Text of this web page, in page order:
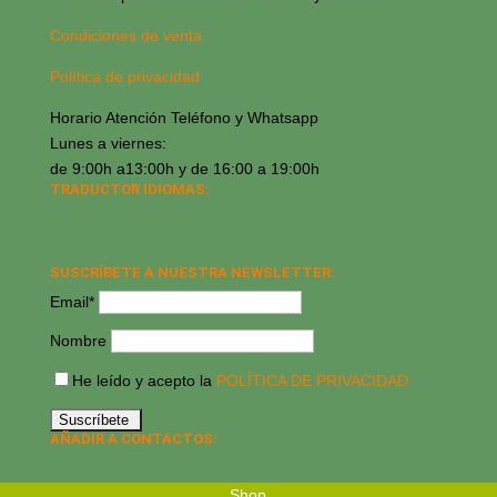
Condiciones de venta
Política de privacidad
Horario Atención Teléfono y Whatsapp
Lunes a viernes:
de 9:00h a13:00h y de 16:00 a 19:00h
TRADUCTOR IDIOMAS:
SUSCRÍBETE A NUESTRA NEWSLETTER:
Email*
Nombre
He leído y acepto la POLÍTICA DE PRIVACIDAD
AÑADIR A CONTACTOS: